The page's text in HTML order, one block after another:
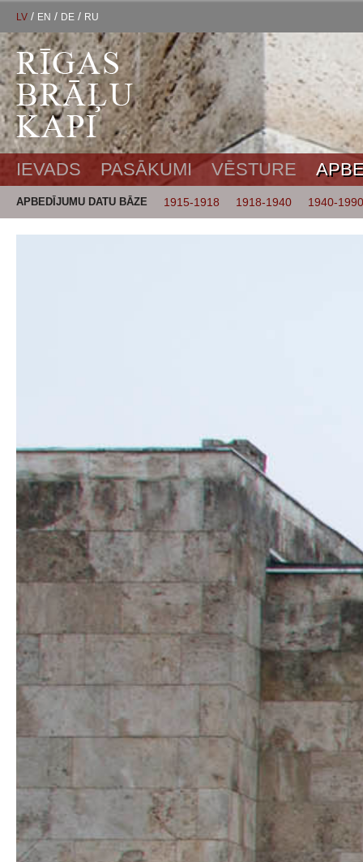
LV / EN / DE / RU
IEVADS PASĀKUMI VĒSTURE
APBEDĪJUMU DATU BĀZE 1915-1918 1918-1940 1940-1990